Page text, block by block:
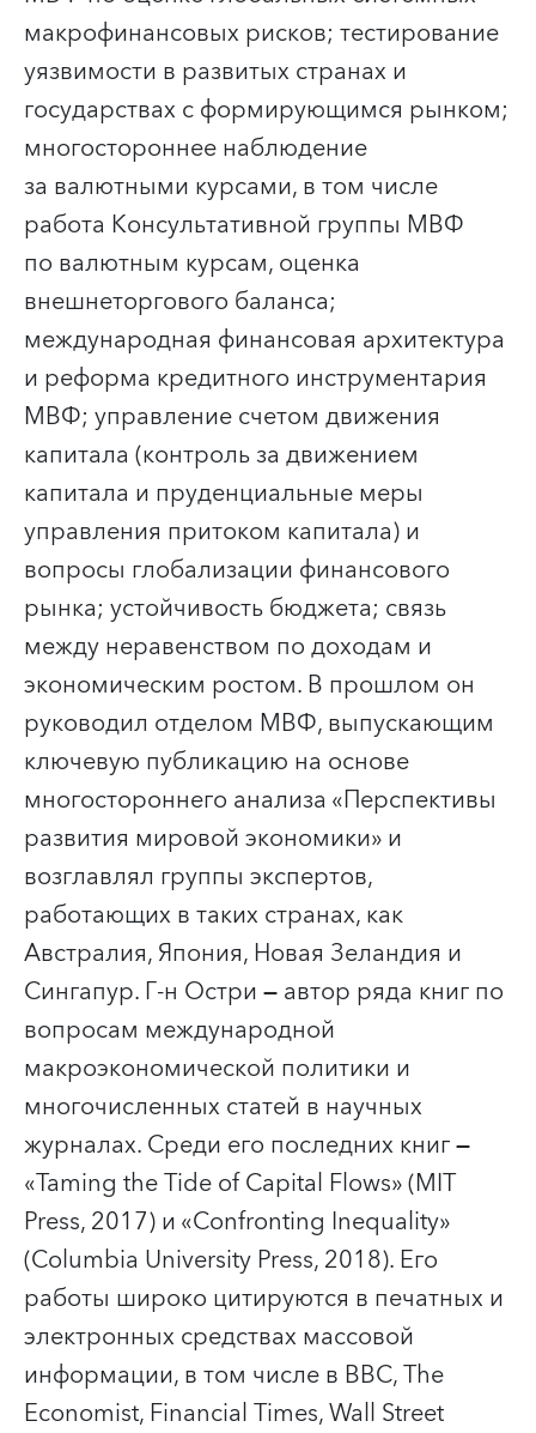
макрофинансовых рисков; тестирование
уязвимости в развитых странах и
государствах с формирующимся рынком;
многостороннее наблюдение
за валютными курсами, в том числе
работа Консультативной группы МВФ
по валютным курсам, оценка
внешнеторгового баланса;
международная финансовая архитектура
и реформа кредитного инструментария
МВФ; управление счетом движения
капитала (контроль за движением
капитала и пруденциальные меры
управления притоком капитала) и
вопросы глобализации финансового
рынка; устойчивость бюджета; связь
между неравенством по доходам и
экономическим ростом. В прошлом он
руководил отделом МВФ, выпускающим
ключевую публикацию на основе
многостороннего анализа «Перспективы
развития мировой экономики» и
возглавлял группы экспертов,
работающих в таких странах, как
Австралия, Япония, Новая Зеландия и
Сингапур. Г-н Остри—автор ряда книг по
вопросам международной
макроэкономической политики и
многочисленных статей в научных
журналах. Среди его последних книг—
«Taming the Tide of Capital Flows» (MIT
Press, 2017) и «Confronting Inequality»
(Columbia University Press, 2018). Его
работы широко цитируются в печатных и
электронных средствах массовой
информации, в том числе в BBC, The
Economist, Financial Times, Wall Street